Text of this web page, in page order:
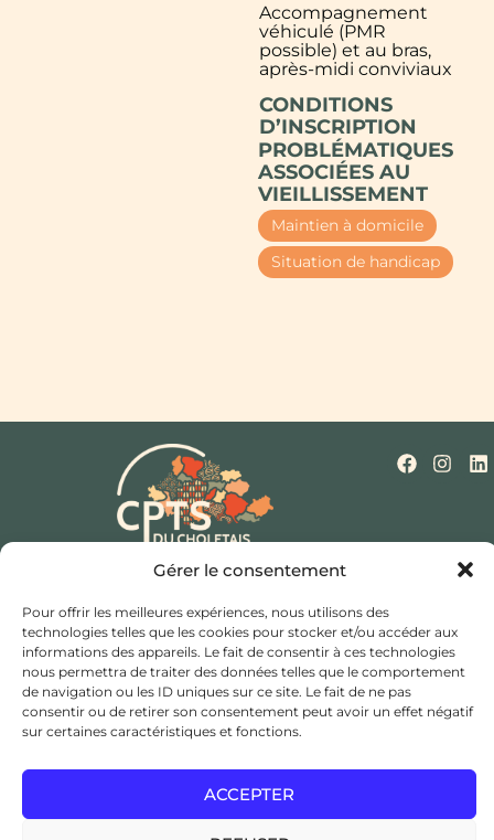
Gérer le consentement
Pour offrir les meilleures expériences, nous utilisons des
technologies telles que les cookies pour stocker et/ou accéder aux
informations des appareils. Le fait de consentir à ces technologies
nous permettra de traiter des données telles que le comportement
de navigation ou les ID uniques sur ce site. Le fait de ne pas
consentir ou de retirer son consentement peut avoir un effet négatif
sur certaines caractéristiques et fonctions.
ACCEPTER
Accompagnement
véhiculé (PMR
possible) et au bras,
après-midi conviviaux
CONDITIONS
D’INSCRIPTION
PROBLÉMATIQUES
ASSOCIÉES AU
VIEILLISSEMENT
Maintien à domicile
Situation de handicap
Qui sommes-nous ? Nos missions
Contact
Hôtel de ville et d’agglomération,
Rue Saint Bonaventure,
49300 Cholet
JE CHERCHE UN MÉDECIN TRAITANT